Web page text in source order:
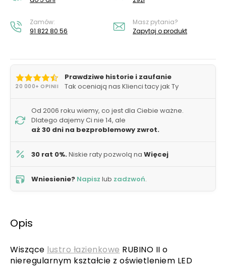
Zamów:
91 822 80 56
Masz pytania?
Zapytaj o produkt
20 000+ OPINII
Prawdziwe historie i zaufanie
Tak oceniają nas Klienci tacy jak Ty
Od 2006 roku wiemy, co jest dla Ciebie ważne.
Dlatego dajemy Ci nie 14, ale
aż 30 dni na bezproblemowy zwrot.
30 rat 0%.Niskie raty pozwolą na Więcej
Wniesienie? Napisz lub zadzwoń.
Opis
Wiszące lustro łazienkowe RUBINO II o
nieregularnym kształcie z oświetleniem LED